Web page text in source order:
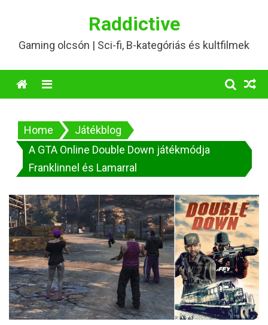
Raddictive
Gaming olcsón | Sci-fi, B-kategóriás és kultfilmek
Menu
Home
Játékblog
A GTA Online Double Down játékmódja
Franklinnel és Lamarral